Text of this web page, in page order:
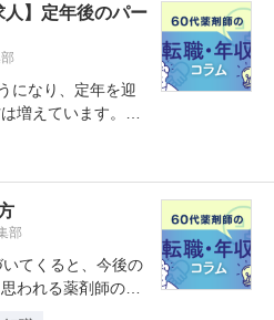
人】定年後のパー
になり、定年を迎
増えています。薬
部
てくると、今後の
われる薬剤師の方